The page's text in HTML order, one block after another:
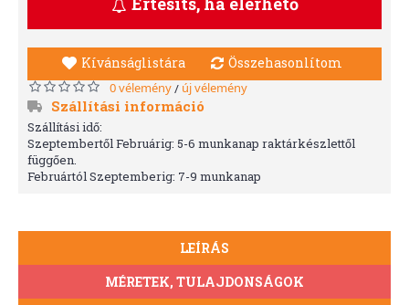
Kívánságlistára Összehasonlítom
0 vélemény/ új vélemény
Szállítási információ
Szállítási idő:
Szeptembertől Februárig: 5-6 munkanap raktárkészlettől
függően.
Februártól Szeptemberig: 7-9 munkanap
LEÍRÁS
MÉRETEK, TULAJDONSÁGOK